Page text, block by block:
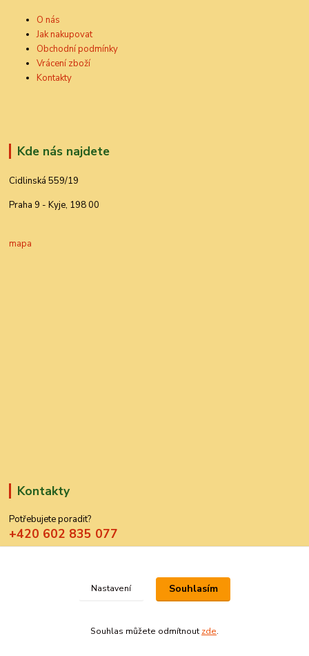
O nás
Jak nakupovat
Obchodní podmínky
Vrácení zboží
Kontakty
Kde nás najdete
Cidlinská 559/19
Praha 9 - Kyje, 198 00
mapa
Kontakty
Potřebujete poradit?
+420 602 835 077
Nastavení Souhlasím
Souhlas můžete odmítnout zde.